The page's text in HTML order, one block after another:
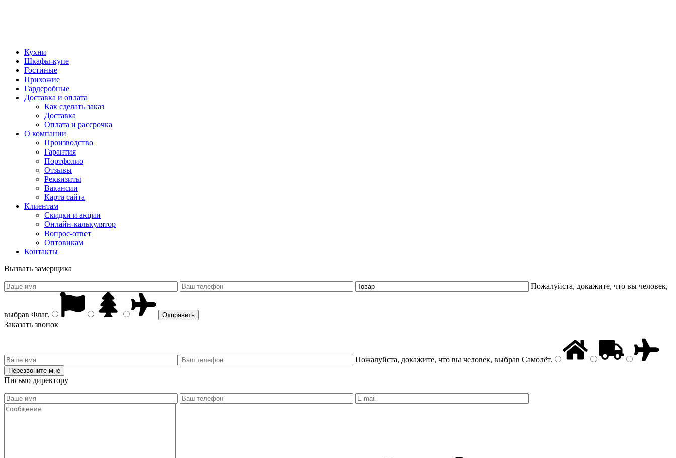
Кухни
Шкафы-купе
Гостиные
Прихожие
Гардеробные
Доставка и оплата
Как сделать заказ
Доставка
Оплата и рассрочка
О компании
Производство
Гарантия
Портфолио
Отзывы
Реквизиты
Вакансии
Карта сайта
Клиентам
Скидки и акции
Онлайн-калькулятор
Вопрос-ответ
Оптовикам
Контакты
Вызвать замерщика
Пожалуйста, докажите, что вы человек,
выбрав Флаг.
Заказать звонок
Пожалуйста, докажите, что вы человек, выбрав Самолёт.
Письмо директору